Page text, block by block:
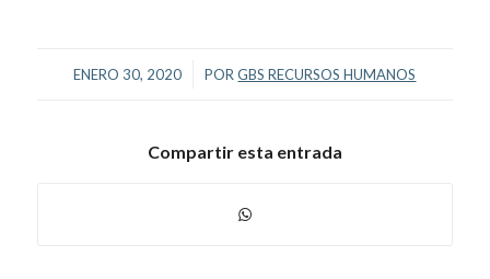
ENERO 30, 2020
/ PORGBS RECURSOS HUMANOS
Compartir esta entrada